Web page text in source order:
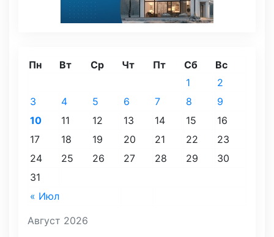
Август 2026
Пн Вт Ср Чт Пт Сб Вс
« Июл
1
2
3
4 5 6 7 8
9
10
11 12 13 14 15
16
17
18 19 20 21 22
23
24
25 26 27 28 29
30
31